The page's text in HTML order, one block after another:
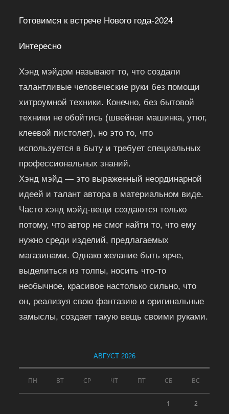
Готовимся к встрече Нового года-2024
Интересно
Хэнд мэйдом называют то, что создали
талантливые человеческие руки без помощи
хитроумной техники. Конечно, без бытовой
техники не обойтись (швейная машинка, утюг,
клеевой пистолет), но это то, что
используется в быту и требует специальных
профессиональных знаний.
Хэнд мэйд — это выраженный неординарной
идеей и талант автора в материальном виде.
Часто хэнд мэйд-вещи создаются только
потому, что автор не смог найти то, что ему
нужно среди изделий, предлагаемых
магазинами. Однако желание быть ярче,
выделиться из толпы, носить что-то
необычное, красивое настолько сильно, что
он, реализуя свою фантазию и оригинальные
замыслы, создает такую вещь своими руками.
АВГУСТ 2026
ПН ВТ СР ЧТ ПТ СБ ВС
1 2